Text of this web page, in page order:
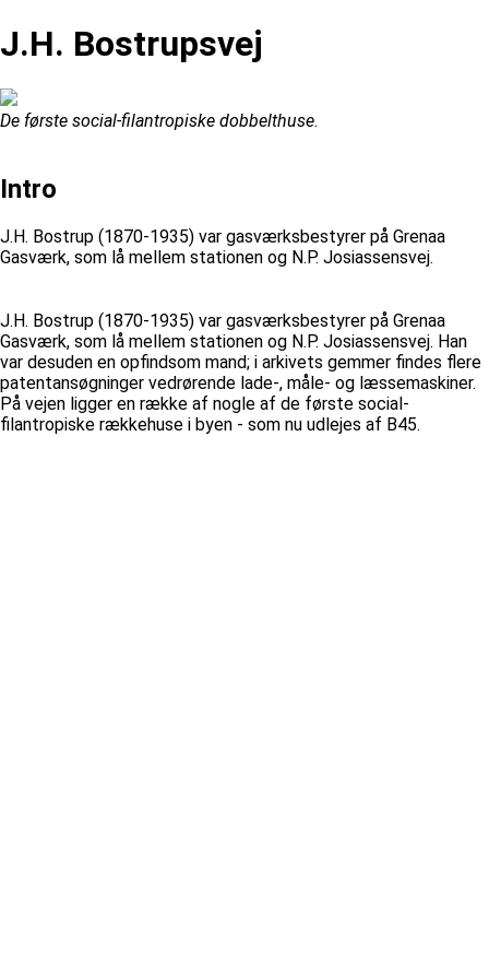
J.H. Bostrupsvej
De første social-filantropiske dobbelthuse.
Intro
J.H. Bostrup (1870-1935) var gasværksbestyrer på Grenaa
Gasværk, som lå mellem stationen og N.P. Josiassensvej.
J.H. Bostrup (1870-1935) var gasværksbestyrer på Grenaa
Gasværk, som lå mellem stationen og N.P. Josiassensvej. Han
var desuden en opfindsom mand; i arkivets gemmer findes flere
patentansøgninger vedrørende lade-, måle- og læssemaskiner.
På vejen ligger en række af nogle af de første social-
filantropiske rækkehuse i byen - som nu udlejes af B45.